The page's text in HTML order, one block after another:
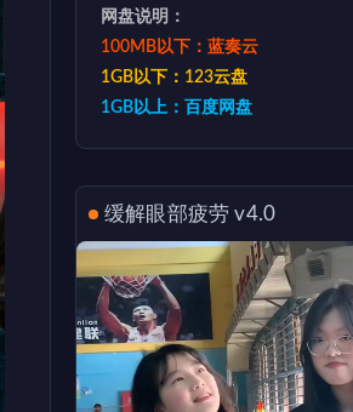
网盘说明：
100MB以下：蓝奏云
1GB以下：123云盘
1GB以上：百度网盘
缓解眼部疲劳 v4.0